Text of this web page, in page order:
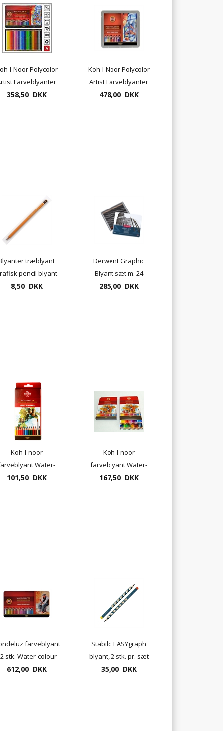
I-Noor Polycolor
Farveblyanter
36 pr. æske
358,50 DKK
Koh-I-Noor Polycolor
Artist Farveblyanter
48 pr. æske
478,00 DKK
træblyant
pencil blyant
type 1500
8,50 DKK
Derwent Graphic
Blyant sæt m. 24
blyanter
285,00 DKK
Koh-I-noor
Water-
Mondeluz 24
101,50 DKK
Koh-I-noor
farveblyant Water-
colour Mondeluz 36
167,50 DKK
farveblyant
stk. Water-colour
metalæske
612,00 DKK
Stabilo EASYgraph
blyant, 2 stk. pr. sæt
35,00 DKK